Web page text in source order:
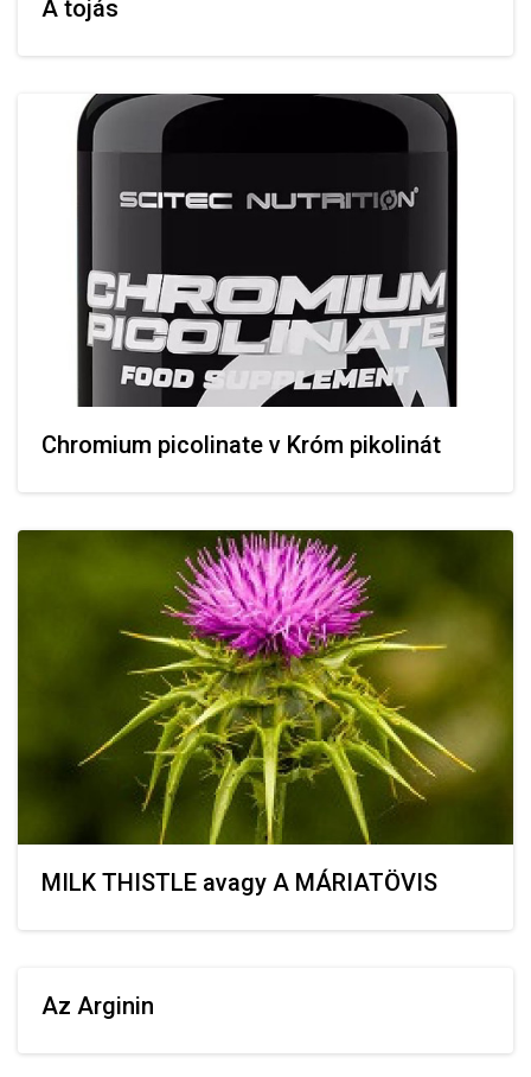
A tojás
Chromium picolinate v Króm pikolinát
MILK THISTLE avagy A MÁRIATÖVIS
Az Arginin